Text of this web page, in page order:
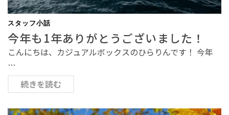
スタッフ小話
今年も1年ありがとうございました！
こんにちは、カジュアルボックスのひらりんです！ 今年
…
続きを読む